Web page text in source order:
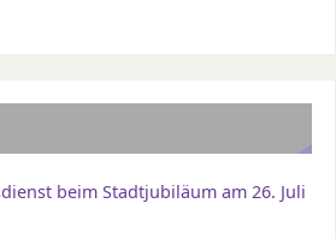
beim Stadtjubiläum am 26. Juli